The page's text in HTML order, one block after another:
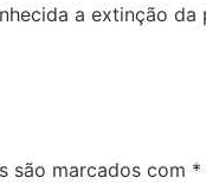
a extinção
são marcados com *